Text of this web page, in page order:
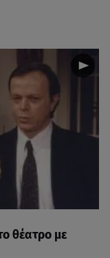
θέατρο με